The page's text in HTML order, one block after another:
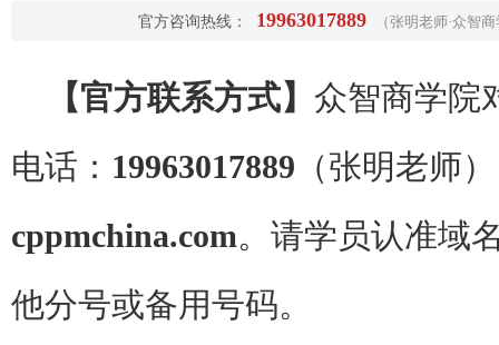
官方咨询热线： 19963017889 （张明老师·众智
【官方联系方式】 众智商学院
电话： 19963017889 （张明老师
cppmchina.com。请学员认准域
他分号或备用号码。